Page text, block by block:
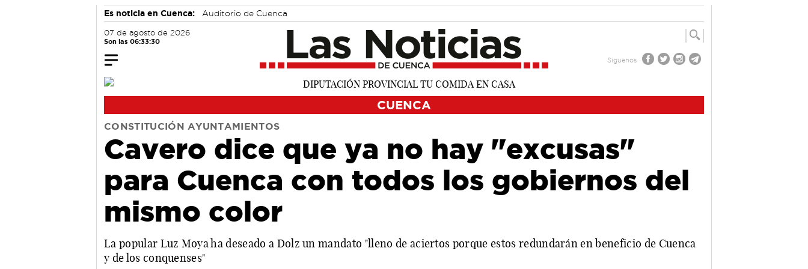
Es noticia en Cuenca: Auditorio de Cuenca
07 de agosto de 2026
Son las 06:33:31
Síguenos
CUENCA
CONSTITUCIÓN AYUNTAMIENTOS
Cavero dice que ya no hay "excusas"
para Cuenca con todos los gobiernos del
mismo color
La popular Luz Moya ha deseado a Dolz un mandato "lleno de aciertos porque estos redundarán en beneficio de Cuenca
y de los conquenses"